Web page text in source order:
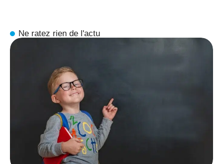
Ne ratez rien de l'actu